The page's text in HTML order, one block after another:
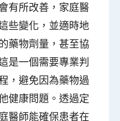
有所改善，家庭醫
些變化，並適時地
藥物劑量，甚至協
是一個需要專業判
，避免因為藥物過
健康問題。透過定
醫師能確保患者在